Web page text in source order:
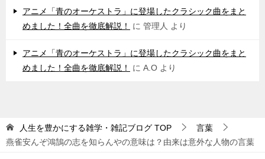
アニメ「青のオーケストラ」に登場したクラシック曲をまと
めました！全曲を徹底解説！
に 管理人 より
アニメ「青のオーケストラ」に登場したクラシック曲をまと
めました！全曲を徹底解説！
に A.O より
人生を豊かにする雑学・雑記ブログ TOP
言葉
燕雀安んぞ鴻鵠の志を知らんやの意味は？由来は意外な人物の言葉